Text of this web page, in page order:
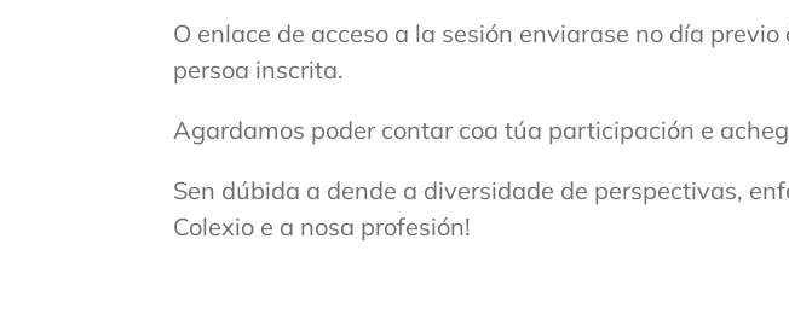
O enlace de acceso a la sesión enviarase no día
persoa inscrita.
Agardamos poder contar coa túa participación e
Sen dúbida a dende a diversidade de perspectivas,
Colexio e a nosa profesión!